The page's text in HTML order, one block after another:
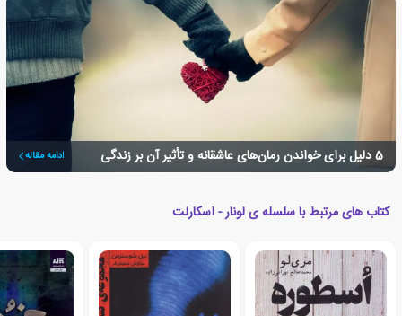
5 دلیل برای خواندن رمان‌های عاشقانه‌‌ و تأثیر آن بر زندگی ادامه مقاله
کتاب های مرتبط با سلسله ی لونار - اسکارلت